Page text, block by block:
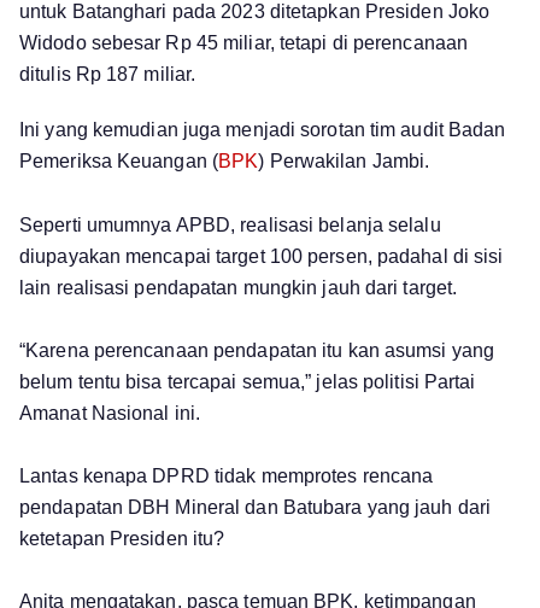
untuk Batanghari pada 2023 ditetapkan Presiden Joko
Widodo sebesar Rp 45 miliar, tetapi di perencanaan
ditulis Rp 187 miliar.
Ini yang kemudian juga menjadi sorotan tim audit Badan
Pemeriksa Keuangan (BPK) Perwakilan Jambi.
Seperti umumnya APBD, realisasi belanja selalu
diupayakan mencapai target 100 persen, padahal di sisi
lain realisasi pendapatan mungkin jauh dari target.
“Karena perencanaan pendapatan itu kan asumsi yang
belum tentu bisa tercapai semua,” jelas politisi Partai
Amanat Nasional ini.
Lantas kenapa DPRD tidak memprotes rencana
pendapatan DBH Mineral dan Batubara yang jauh dari
ketetapan Presiden itu?
Anita mengatakan, pasca temuan BPK, ketimpangan